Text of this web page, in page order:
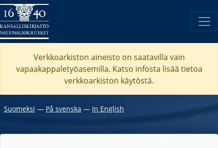
Verkkoarkiston aineisto on saatavilla vain
vapaakappaletyöasemilla. Katso infosta lisää tietoa
verkkoarkiston käytöstä.
Suomeksi ― På svenska ― In English